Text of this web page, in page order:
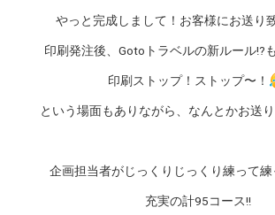
やっと完成しまして！お客様にお送り
印刷発注後、Gotoトラベルの新ルール!?
印刷ストップ！ストップ〜！
という場面もありながら、なんとかお送
企画担当者がじっくりじっくり練って練
充実の計95コース!!